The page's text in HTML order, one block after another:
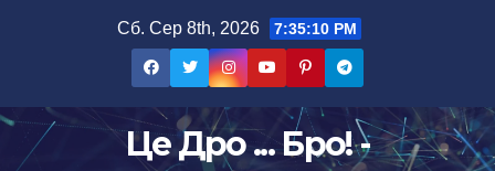
Сб. Сер 8th, 2026 7:35:11 PM
Це Дро ... Бро! -